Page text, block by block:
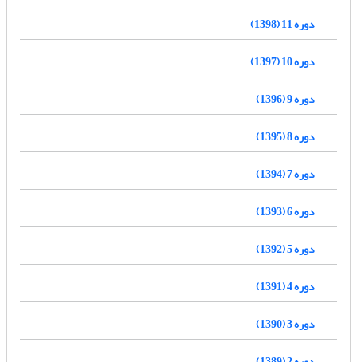
دوره 11 (1398)
دوره 10 (1397)
دوره 9 (1396)
دوره 8 (1395)
دوره 7 (1394)
دوره 6 (1393)
دوره 5 (1392)
دوره 4 (1391)
دوره 3 (1390)